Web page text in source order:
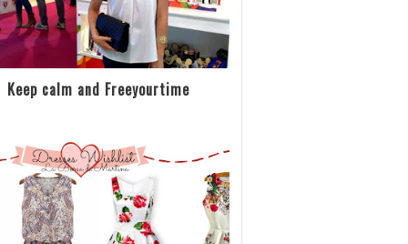
Keep calm and Freeyourtime